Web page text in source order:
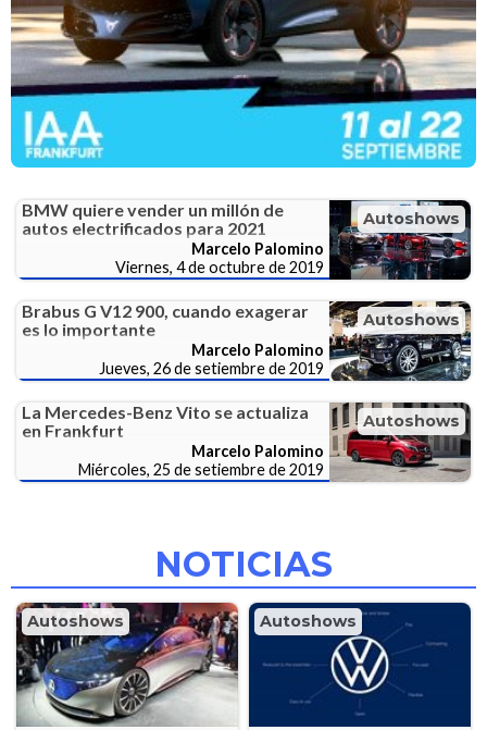
Autoshows
BMW quiere vender un millón de
autos electrificados para 2021
Marcelo Palomino
Viernes, 4 de octubre de 2019
Autoshows
Brabus G V12 900, cuando exagerar
es lo importante
Marcelo Palomino
Jueves, 26 de setiembre de 2019
Autoshows
La Mercedes-Benz Vito se actualiza
en Frankfurt
Marcelo Palomino
Miércoles, 25 de setiembre de 2019
NOTICIAS
Autoshows Autoshows